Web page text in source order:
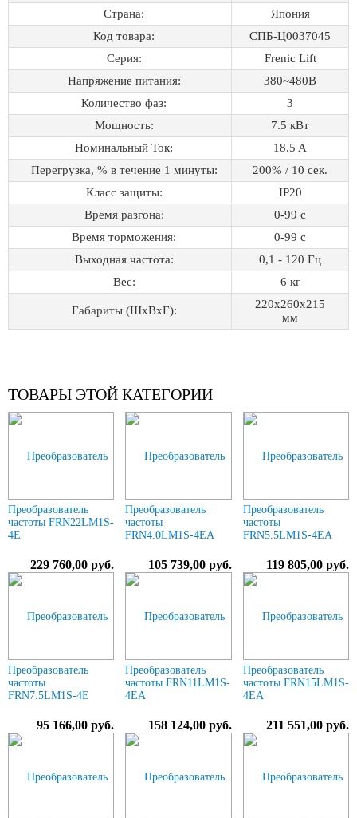
Страна:
Япония
Код товара:
СПБ-Ц0037045
Серия:
Frenic Lift
Напряжение питания:
380~480B
Количество фаз:
3
Мощность:
7.5 кВт
Номинальный Ток:
18.5 A
Перегрузка, % в течение 1 минуты:
200% / 10 сек.
Класс защиты:
IP20
Время разгона:
0-99 с
Время торможения:
0-99 с
Выходная частота:
0,1 - 120 Гц
Вес:
6 кг
Габариты (ШхВхГ):
220x260x215
мм
ТОВАРЫ ЭТОЙ КАТЕГОРИИ
Преобразователь
частоты FRN22LM1S-
4E
229 760,00 руб.
Преобразователь
частоты
FRN4.0LM1S-4EA
105 739,00 руб.
Преобразователь
частоты
FRN5.5LM1S-4EA
119 805,00 руб.
Преобразователь
частоты
FRN7.5LM1S-4E
95 166,00 руб.
Преобразователь
частоты FRN11LM1S-
4EA
158 124,00 руб.
Преобразователь
частоты FRN15LM1S-
4EA
211 551,00 руб.